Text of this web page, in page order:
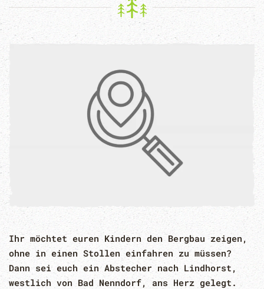
Ihr möchtet euren Kindern den Bergbau zeigen,
ohne in einen Stollen einfahren zu müssen?
Dann sei euch ein Abstecher nach Lindhorst,
westlich von Bad Nenndorf, ans Herz gelegt.